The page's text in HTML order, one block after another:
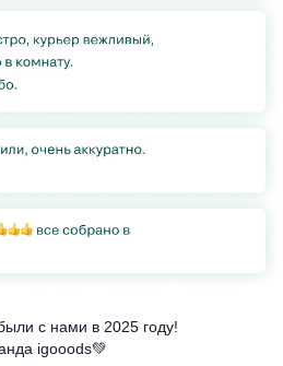
с нами в 2025 году!
igooods💚